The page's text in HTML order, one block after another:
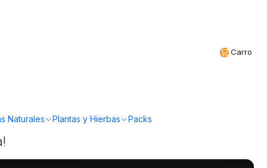
Carro
Naturales Plantas y Hierbas Packs